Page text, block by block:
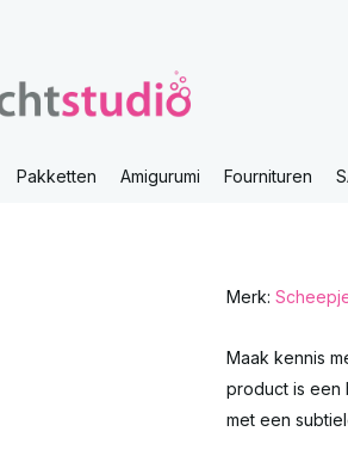
Pakketten Amigurumi Fournituren
Merk:
Maak kennis
product is een
met een